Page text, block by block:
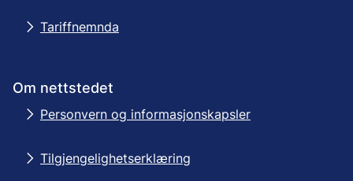
Tariffnemnda
Om nettstedet
Personvern og informasjonskapsler
Tilgjengelighetserklæring